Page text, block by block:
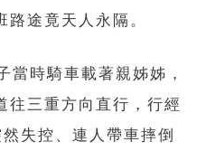
途竟天人永隔。
當時騎車載著親姊姊，
往三重方向直行，行經
失控、連人帶車摔倒